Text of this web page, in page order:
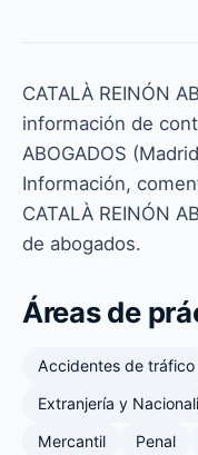
CATALÀ REINÓN
información de
ABOGADOS
Información,
CATALÀ REINÓN
de abogados.
Áreas de
Accidentes de tráfico
Extranjería y
Mercantil
Penal